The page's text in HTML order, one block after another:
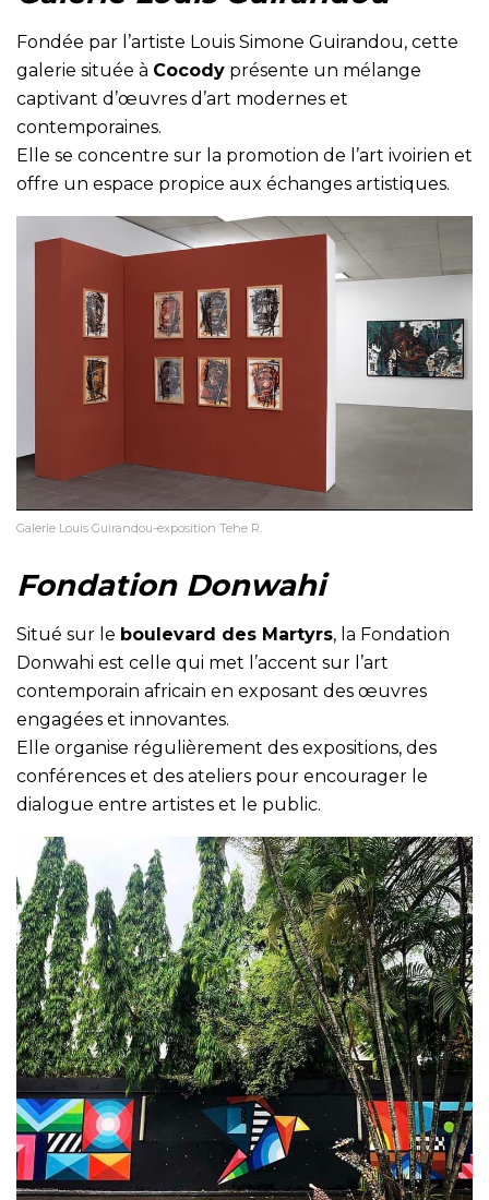
Fondée par l’artiste Louis Simone Guirandou, cette
galerie située à Cocody présente un mélange
captivant d’œuvres d’art modernes et
contemporaines.
Elle se concentre sur la promotion de l’art ivoirien et
offre un espace propice aux échanges artistiques.
Galerie Louis Guirandou-exposition Tehe R.
Fondation Donwahi
Situé sur le boulevard des Martyrs, la Fondation
Donwahi est celle qui met l’accent sur l’art
contemporain africain en exposant des œuvres
engagées et innovantes.
Elle organise régulièrement des expositions, des
conférences et des ateliers pour encourager le
dialogue entre artistes et le public.